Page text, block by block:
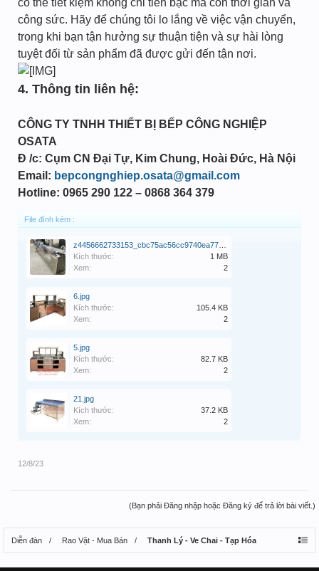
có thể tiết kiệm không chỉ tiền bạc mà còn thời gian và
công sức. Hãy để chúng tôi lo lắng về việc vận chuyển,
trong khi bạn tận hưởng sự thuận tiện và sự hài lòng
tuyệt đối từ sản phẩm đã được gửi đến tận nơi.
4. Thông tin liên hệ:
CÔNG TY TNHH THIẾT BỊ BẾP CÔNG NGHIỆP
OSATA
Đ /c: Cụm CN Đại Tự, Kim Chung, Hoài Đức, Hà Nội
Email: bepcongnghiep.osata@gmail.com
Hotline: 0965 290 122 – 0868 364 379
File đính kèm :
Kích thước:
1 MB
Xem:
2
6.jpg
Kích thước:
105.4 KB
Xem:
2
5.jpg
Kích thước:
82.7 KB
Xem:
2
21.jpg
Kích thước:
37.2 KB
Xem:
2
12/8/23
(Bạn phải Đăng nhập hoặc Đăng ký để trả lời bài viết.)
Diễn đàn Rao Vặt - Mua Bán Thanh Lý - Ve Chai - Tạp Hóa